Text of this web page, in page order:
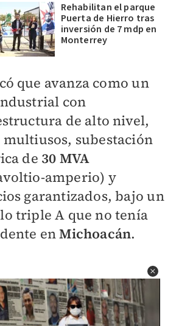
Rehabilitan el parque
Puerta de Hierro tras
inversión de 7 mdp en
Monterrey
que avanza como un
con
de alto nivel,
multiusos, subestación
de 30 MVA
amperio) y
garantizados, bajo un
triple A que no tenía
enMichoacán.